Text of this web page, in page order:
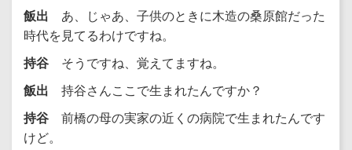
飯出 あ、じゃあ、子供のときに木造の桑原館だった
時代を見てるわけですね。
持谷 そうですね、覚えてますね。
飯出 持谷さんここで生まれたんですか？
持谷 前橋の母の実家の近くの病院で生まれたんです
けど。